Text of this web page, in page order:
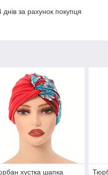
за рахунок покупця
хустка шапка